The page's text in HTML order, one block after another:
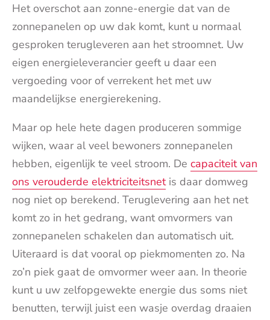
Het overschot aan zonne-energie dat van de
zonnepanelen op uw dak komt, kunt u normaal
gesproken terugleveren aan het stroomnet. Uw
eigen energieleverancier geeft u daar een
vergoeding voor of verrekent het met uw
maandelijkse energierekening.
Maar op hele hete dagen produceren sommige
wijken, waar al veel bewoners zonnepanelen
hebben, eigenlijk te veel stroom. De capaciteit van
ons verouderde elektriciteitsnetis daar domweg
nog niet op berekend. Teruglevering aan het net
komt zo in het gedrang, want omvormers van
zonnepanelen schakelen dan automatisch uit.
Uiteraard is dat vooral op piekmomenten zo. Na
zo’n piek gaat de omvormer weer aan. In theorie
kunt u uw zelfopgewekte energie dus soms niet
benutten, terwijl juist een wasje overdag draaien